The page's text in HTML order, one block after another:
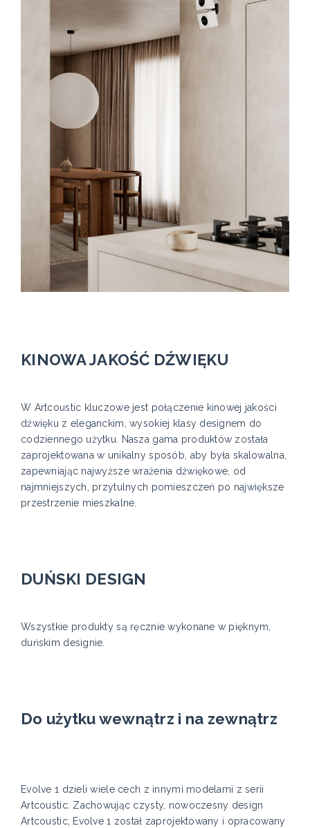
KINOWA JAKOŚĆ DŹWIĘKU
W Artcoustic kluczowe jest połączenie kinowej jakości
dźwięku z eleganckim, wysokiej klasy designem do
codziennego użytku. Nasza gama produktów została
zaprojektowana w unikalny sposób, aby była skalowalna,
zapewniając najwyższe wrażenia dźwiękowe, od
najmniejszych, przytulnych pomieszczeń po największe
przestrzenie mieszkalne.
DUŃSKI DESIGN
Wszystkie produkty są ręcznie wykonane w pięknym,
duńskim designie.
Do użytku wewnątrz i na zewnątrz
Evolve 1 dzieli wiele cech z innymi modelami z serii
Artcoustic. Zachowując czysty, nowoczesny design
Artcoustic, Evolve 1 został zaprojektowany i opracowany